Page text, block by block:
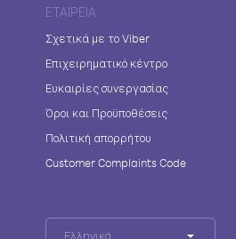
ΕΤΑΙΡΕΊΑ
Σχετικά με το Viber
Επιχειρηματικό κέντρο
Ευκαιρίες συνεργασίας
Όροι και Προϋποθέσεις
Πολιτική απορρήτου
Customer Complaints Code
Ελληνικά